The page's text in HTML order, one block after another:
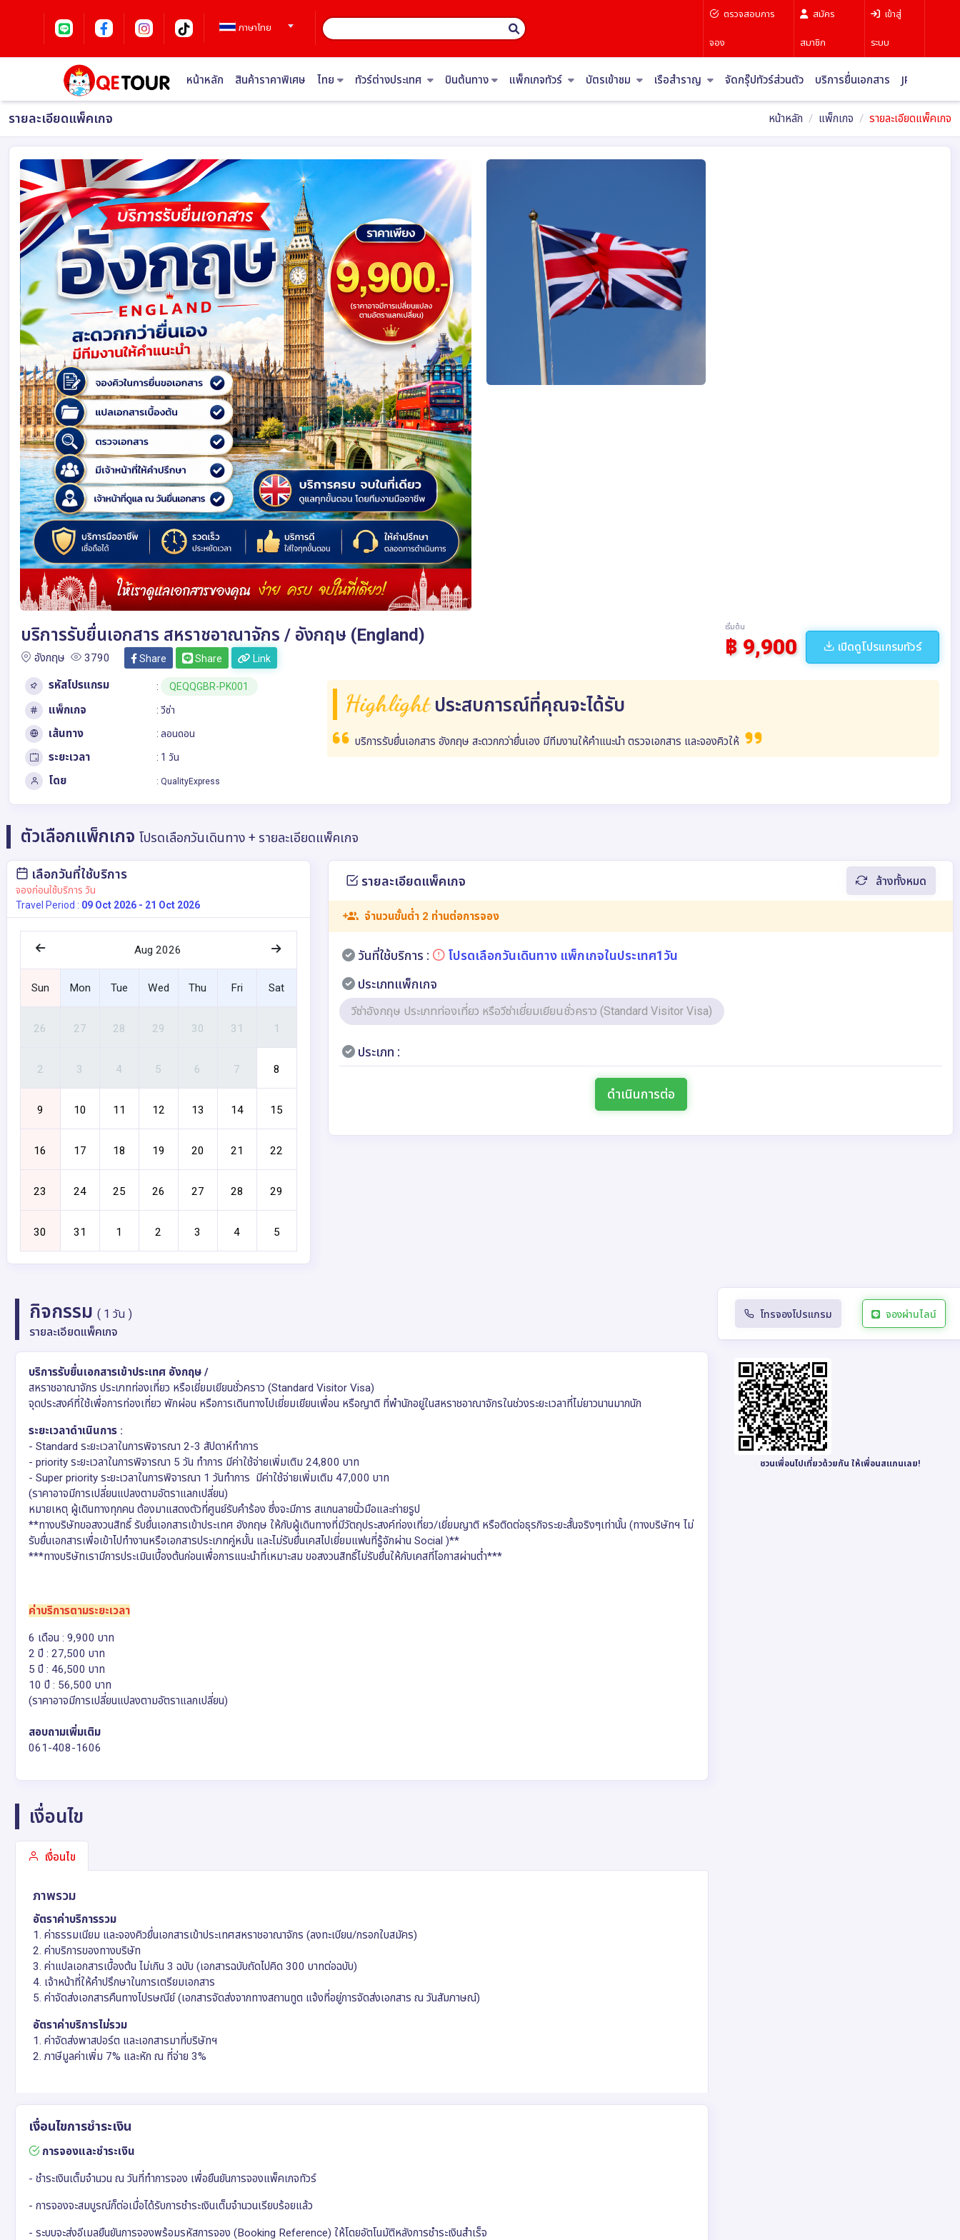
ภาษาไทย
ตรวจสอบการ
จอง
สมัคร
สมาชิก
เข้าสู่
ระบบ
หน้าหลัก สินค้าราคาพิเศษ ไทย ทัวร์ต่างประเทศ บินต้นทาง แพ็กเกจทัวร์ บัตรเข้าชม เรือสำราญ จัดกรุ๊ปทัวร์ส่วนตัว บริการยื่นเอกสาร JR Pass
รายละเอียดแพ็คเกจ หน้าหลัก แพ็กเกจ รายละเอียดแพ็คเกจ
บริการรับยื่นเอกสาร สหราชอาณาจักร / อังกฤษ (England)
อังกฤษ 3790 Share Share Link
เริ่มต้น
฿ 9,900 เปิดดูโปรแกรมทัวร์
รหัสโปรแกรม : QEQQGBR-PK001
แพ็กเกจ : วีซ่า
เส้นทาง : ลอนดอน
ระยะเวลา : 1 วัน
โดย : QualityExpress
Highlight ประสบการณ์ที่คุณจะได้รับ
บริการรับยื่นเอกสาร อังกฤษ สะดวกกว่ายื่นเอง มีทีมงานให้คำแนะนำ ตรวจเอกสาร และจองคิวให้
ตัวเลือกแพ็กเกจโปรดเลือกวันเดินทาง + รายละเอียดแพ็คเกจ
เลือกวันที่ใช้บริการ
จองก่อนใช้บริการ วัน
Travel Period : 09 Oct 2026 - 21 Oct 2026
Aug 2026
Sun Mon Tue Wed Thu Fri Sat
รายละเอียดแพ็คเกจ ล้างทั้งหมด
จำนวนขั้นต่ำ 2 ท่านต่อการจอง
วันที่ใช้บริการ :
โปรดเลือกวันเดินทาง แพ็กเกจในประเทศ1วัน
ประเภทแพ็กเกจ
วีซ่าอังกฤษ ประเภทท่องเที่ยว หรือวีซ่าเยี่ยมเยียนชั่วคราว (Standard Visitor Visa)
ประเภท :
ดำเนินการต่อ
กิจกรรม( 1 วัน )
รายละเอียดแพ็คเกจ
บริการรับยื่นเอกสารเข้าประเทศ อังกฤษ /
สหราชอาณาจักร ประเภทท่องเที่ยว หรือเยี่ยมเยียนชั่วคราว (Standard Visitor Visa)
จุดประสงค์ที่ใช้เพื่อการท่องเที่ยว พักผ่อน หรือการเดินทางไปเยี่ยมเยียนเพื่อน หรือญาติ ที่พำนักอยู่ในสหราชอาณาจักรในช่วงระยะเวลาที่ไม่ยาวนานมากนัก
ระยะเวลาดำเนินการ :
- Standard ระยะเวลาในการพิจารณา 2-3 สัปดาห์ทำการ
- priority ระยะเวลาในการพิจารณา 5 วัน ทำการ มีค่าใช้จ่ายเพิ่มเติม 24,800 บาท
- Super priority ระยะเวลาในการพิจารณา 1 วันทำการ มีค่าใช้จ่ายเพิ่มเติม 47,000 บาท
(ราคาอาจมีการเปลี่ยนแปลงตามอัตราแลกเปลี่ยน)
หมายเหตุ ผู้เดินทางทุกคน ต้องมาแสดงตัวที่ศูนย์รับคำร้อง ซึ่งจะมีการ สแกนลายนิ้วมือและถ่ายรูป
**ทางบริษัทขอสงวนสิทธิ์ รับยื่นเอกสารเข้าประเทศ อังกฤษ ให้กับผู้เดินทางที่มีวัตถุประสงค์ท่องเที่ยว/เยี่ยมญาติ หรือติดต่อธุรกิจระยะสั้นจริงๆเท่านั้น (ทางบริษัทฯ ไม่
รับยื่นเอกสารเพื่อเข้าไปทำงานหรือเอกสารประเภทคู่หมั้น และไม่รับยื่นเคสไปเยี่ยมแฟนที่รู้จักผ่าน Social )**
***ทางบริษัทเรามีการประเมินเบื้องต้นก่อนเพื่อการแนะนำที่เหมาะสม ขอสงวนสิทธิ์ไม่รับยื่นให้กับเคสที่โอกาสผ่านต่ำ***
ค่าบริการตามระยะเวลา
6 เดือน : 9,900 บาท
2 ปี : 27,500 บาท
5 ปี : 46,500 บาท
10 ปี : 56,500 บาท
(ราคาอาจมีการเปลี่ยนแปลงตามอัตราแลกเปลี่ยน)
สอบถามเพิ่มเติม
061-408-1606
เงื่อนไข
เงื่อนไข
ภาพรวม
อัตราค่าบริการรวม
1. ค่าธรรมเนียม และจองคิวยื่นเอกสารเข้าประเทศสหราชอาณาจักร (ลงทะเบียน/กรอกใบสมัคร)
2. ค่าบริการของทางบริษัท
3. ค่าแปลเอกสารเบื้องต้น ไม่เกิน 3 ฉบับ (เอกสารฉบับถัดไปคิด 300 บาทต่อฉบับ)
4. เจ้าหน้าที่ให้คำปรึกษาในการเตรียมเอกสาร
5. ค่าจัดส่งเอกสารคืนทางไปรษณีย์ (เอกสารจัดส่งจากทางสถานทูต แจ้งที่อยู่การจัดส่งเอกสาร ณ วันสัมภาษณ์)
อัตราค่าบริการไม่รวม
1. ค่าจัดส่งพาสปอร์ต และเอกสารมาที่บริษัทฯ
2. ภาษีมูลค่าเพิ่ม 7% และหัก ณ ที่จ่าย 3%
เงื่อนไขการชำระเงิน
การจองและชำระเงิน
- ชำระเงินเต็มจำนวน ณ วันที่ทำการจอง เพื่อยืนยันการจองแพ็คเกจทัวร์
- การจองจะสมบูรณ์ก็ต่อเมื่อได้รับการชำระเงินเต็มจำนวนเรียบร้อยแล้ว
- ระบบจะส่งอีเมลยืนยันการจองพร้อมรหัสการจอง (Booking Reference) ให้โดยอัตโนมัติหลังการชำระเงินสำเร็จ
โทรจองโปรแกรม จองผ่านไลน์
ชวนเพื่อนไปเที่ยวด้วยกัน ให้เพื่อนสแกนเลย!